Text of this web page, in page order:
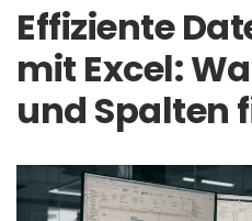
Effiziente
mit Excel:
und Spalten